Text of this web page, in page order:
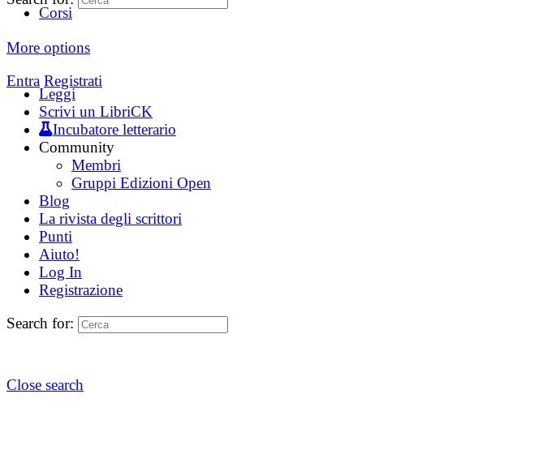
Corsi
More options
Entra Registrati
Leggi
Scrivi un LibriCK
Incubatore letterario
Community
Membri
Gruppi Edizioni Open
Blog
La rivista degli scrittori
Punti
Aiuto!
Log In
Registrazione
Search for:
Close search